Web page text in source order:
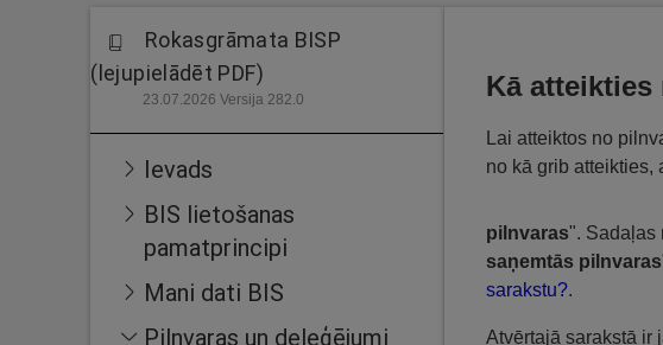
Rokasgrāmata BISP
(lejupielādēt PDF)
23.07.2026 Versija 282.0
Ievads
BIS lietošanas
pamatprincipi
Mani dati BIS
Pilnvaras un deleģējumi
Kā
Lai atteiktos no
no kā grib atteikties,
pilnvaras". Sadaļas
saņemtās pilnvaras
sarakstu?.
Atvērtajā sarakstā ir